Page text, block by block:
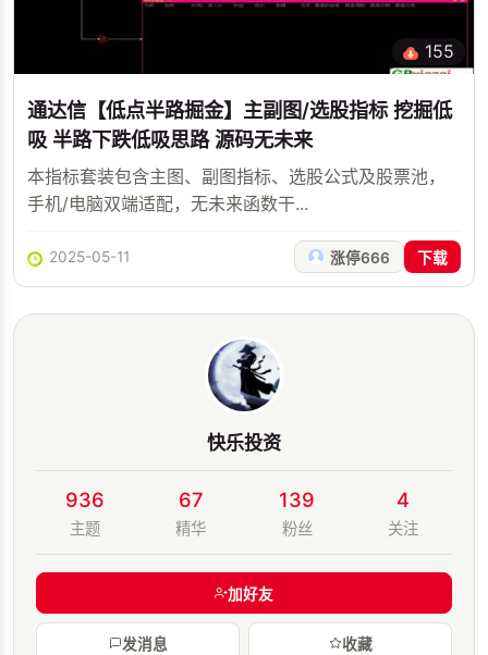
155
通达信【低点半路掘金】主副图/选股指标 挖掘低
吸 半路下跌低吸思路 源码无未来
本指标套装包含主图、副图指标、选股公式及股票池，
手机/电脑双端适配，无未来函数干...
2025-05-11 涨停666 下载
快乐投资
936
主题
67
精华
139
粉丝
4
关注
加好友
发消息 收藏